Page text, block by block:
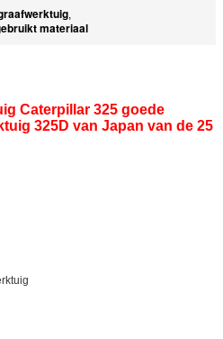
,
materiaal
Caterpillar 325 goede
325D van Japan van de 25